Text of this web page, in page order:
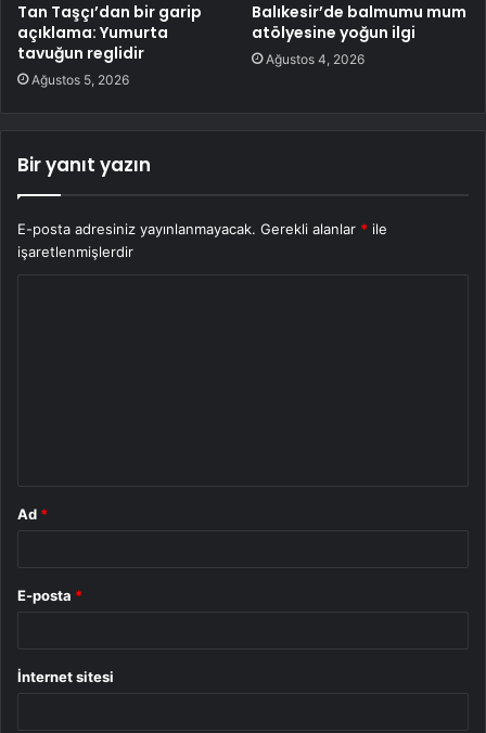
Tan Taşçı’dan bir garip
açıklama: Yumurta
tavuğun reglidir
Ağustos 5, 2026
Balıkesir’de balmumu mum
atölyesine yoğun ilgi
Ağustos 4, 2026
Bir yanıt yazın
E-posta adresiniz yayınlanmayacak. Gerekli alanlar * ile
işaretlenmişlerdir
Ad *
E-posta *
İnternet sitesi